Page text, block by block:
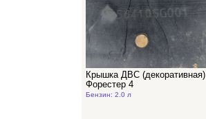
Крышка ДВС (декоративная)
Форестер 4
Бензин: 2.0 л